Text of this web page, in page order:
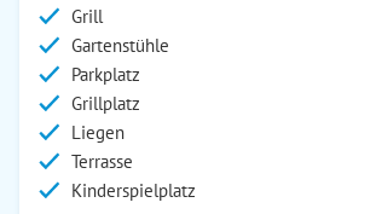
Grill
Gartenstühle
Parkplatz
Grillplatz
Liegen
Terrasse
Kinderspielplatz